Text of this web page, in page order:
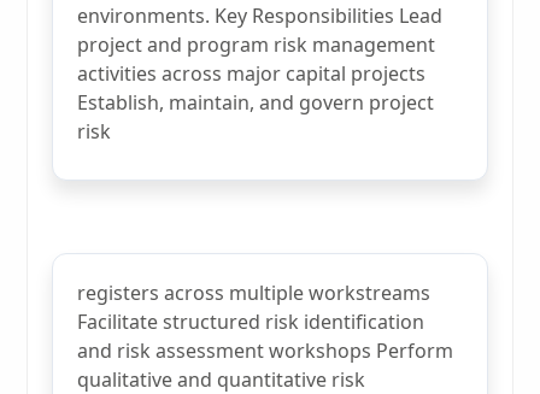
environments. Key Responsibilities Lead
project and program risk management
activities across major capital projects
Establish, maintain, and govern project
risk
registers across multiple workstreams
Facilitate structured risk identification
and risk assessment workshops Perform
qualitative and quantitative risk